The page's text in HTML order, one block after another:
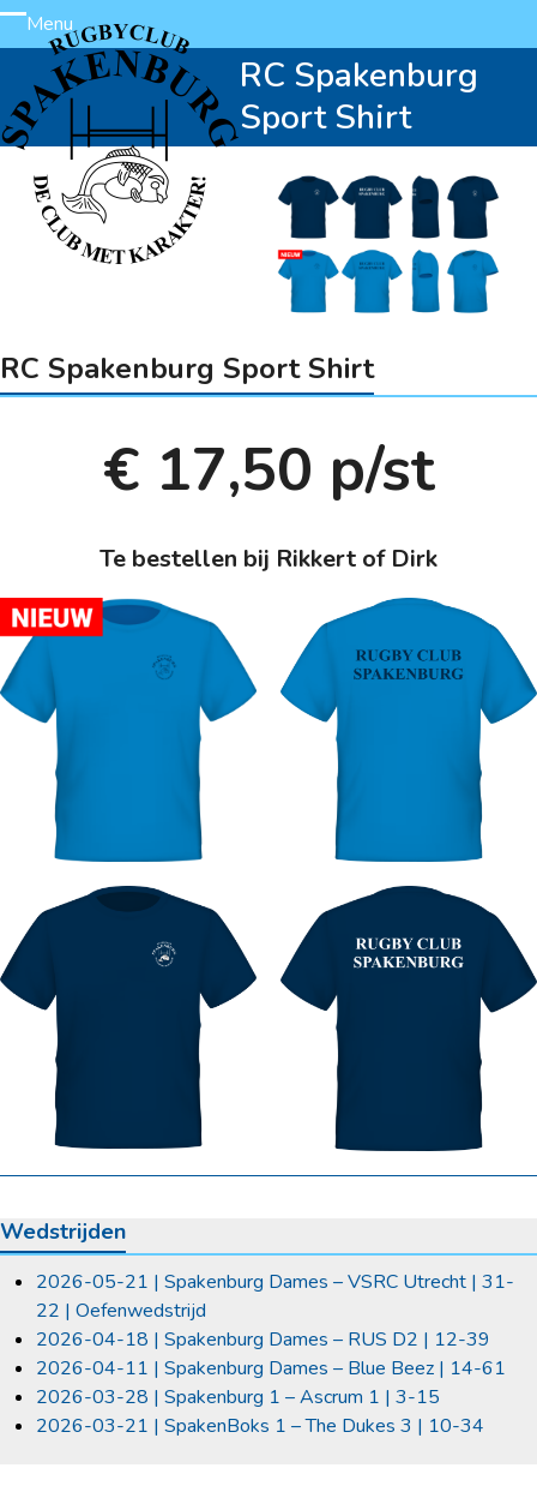
Skip
to
content
Menu
Open
mobile
menu
Close
mobile
menu
RC Spakenburg
Sport Shirt
RC Spakenburg Sport Shirt
€ 17,50 p/st
Te bestellen bij Rikkert of Dirk
Wedstrijden
2026-05-21 | Spakenburg Dames – VSRC Utrecht | 31-
22 | Oefenwedstrijd
2026-04-18 | Spakenburg Dames – RUS D2 | 12-39
2026-04-11 | Spakenburg Dames – Blue Beez | 14-61
2026-03-28 | Spakenburg 1 – Ascrum 1 | 3-15
2026-03-21 | SpakenBoks 1 – The Dukes 3 | 10-34